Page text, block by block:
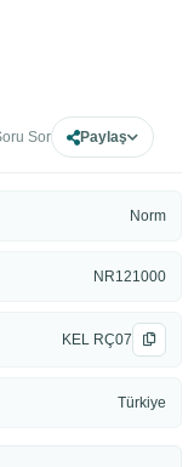
Sor Paylaş
Norm
NR121000
KEL RÇ07
Türkiye